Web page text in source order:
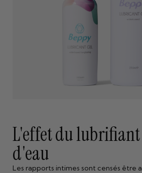
L'effet du lubrifiant
d'eau
Les rapports intimes sont censés être